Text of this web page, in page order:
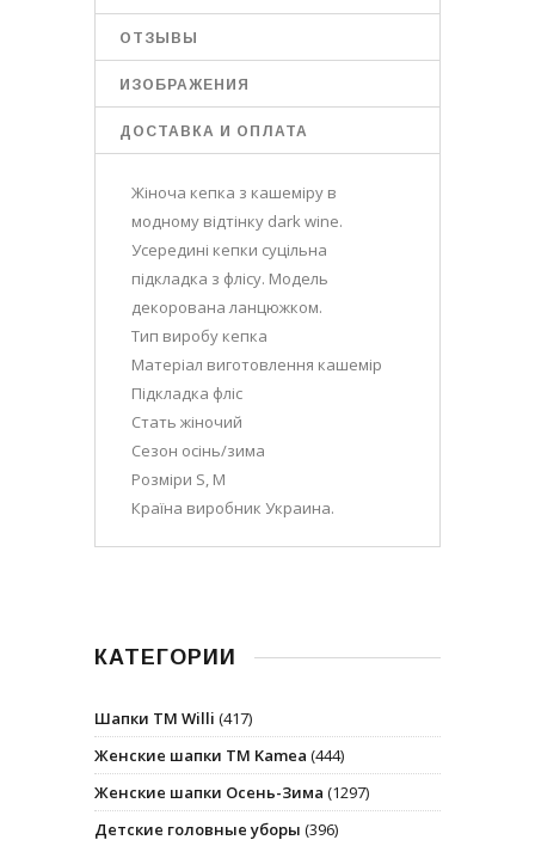
ОТЗЫВЫ
ИЗОБРАЖЕНИЯ
ДОСТАВКА И ОПЛАТА
Жіноча кепка з кашеміру в
модному відтінку dark wine.
Усередині кепки суцільна
підкладка з флісу. Модель
декорована ланцюжком.
Тип виробу кепка
Матеріал виготовлення кашемір
Підкладка фліс
Стать жіночий
Сезон осінь/зима
Розміри S, M
Країна виробник Украина.
КАТЕГОРИИ
Шапки ТМ Willi (417)
Женские шапки ТМ Kamea (444)
Женские шапки Осень-Зима (1297)
Детские головные уборы (396)